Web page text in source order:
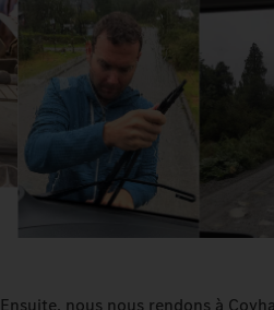
Ensuite, nous nous rendons à